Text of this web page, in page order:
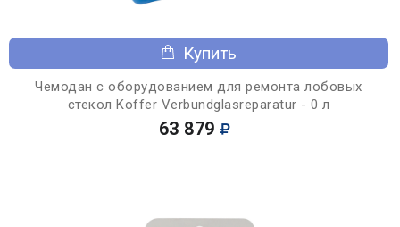
Купить
Чемодан с оборудованием для ремонта лобовых
стекол Koffer Verbundglasreparatur - 0 л
63 879